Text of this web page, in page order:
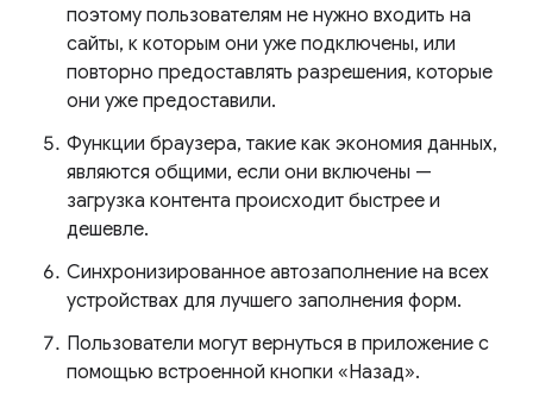
поэтому пользователям не нужно входить на
сайты, к которым они уже подключены, или
повторно предоставлять разрешения, которые
они уже предоставили.
Функции браузера, такие как экономия данных,
являются общими, если они включены —
загрузка контента происходит быстрее и
дешевле.
Синхронизированное автозаполнение на всех
устройствах для лучшего заполнения форм.
Пользователи могут вернуться в приложение с
помощью встроенной кнопки «Назад».